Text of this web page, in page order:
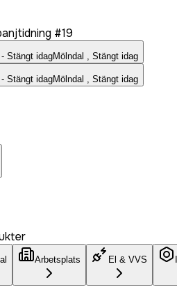
#19
- Stängt idagMölndal , Stängt idag
- Stängt idagMölndal , Stängt idag
Arbetsplats El & VVS